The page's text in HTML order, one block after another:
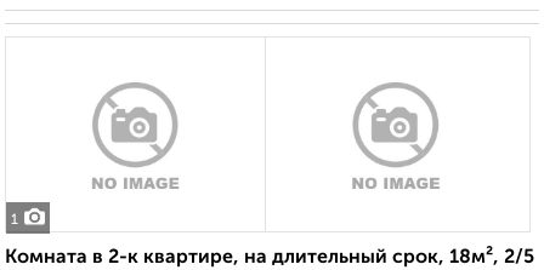
1
Комната в 2-к квартире, на длительный срок, 18м², 2/5